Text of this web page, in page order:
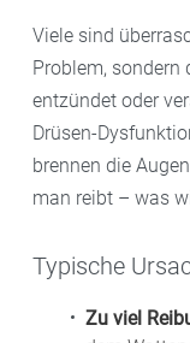
Viele sind
Problem, sondern
entzündet oder
Drüsen-
brennen die
man reibt – was
Typische
Zu viel